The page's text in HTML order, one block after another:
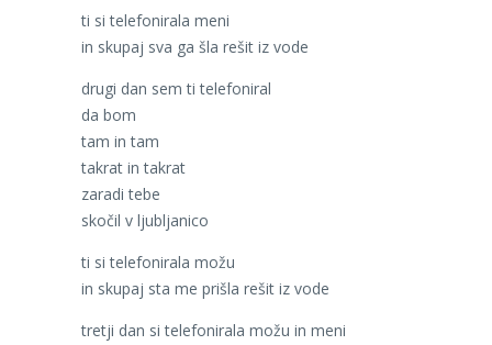
ti si telefonirala meni
in skupaj sva ga šla rešit iz vode
drugi dan sem ti telefoniral
da bom
tam in tam
takrat in takrat
zaradi tebe
skočil v ljubljanico
ti si telefonirala možu
in skupaj sta me prišla rešit iz vode
tretji dan si telefonirala možu in meni